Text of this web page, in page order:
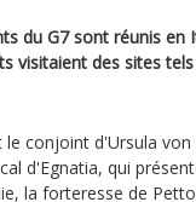
du G7 sont réunis
visitaient des sites
le conjoint d'Ursula
d'Egnatia, qui
la forteresse de